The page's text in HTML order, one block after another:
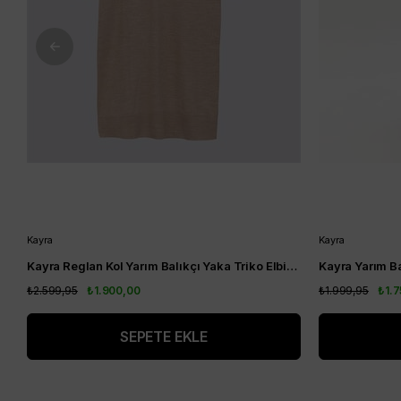
Kayra
Kayra Reglan Kol Yarım Balıkçı Yaka Triko Elbise Bej KA-A23-TRK08
₺1.900,00
₺2.599,95
SEPETE EKLE
Kayra
₺1.999,95